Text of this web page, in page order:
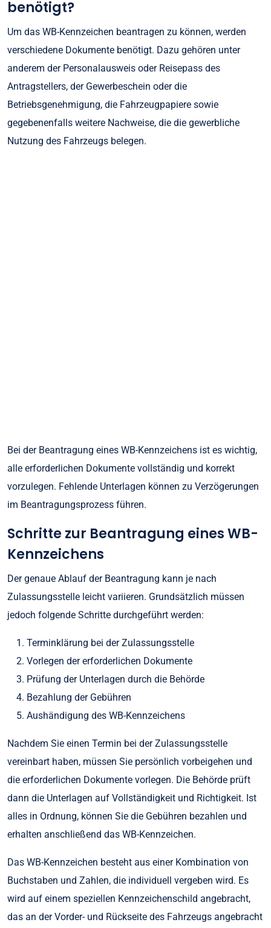
benötigt?
Um das WB-Kennzeichen beantragen zu können, werden
verschiedene Dokumente benötigt. Dazu gehören unter
anderem der Personalausweis oder Reisepass des
Antragstellers, der Gewerbeschein oder die
Betriebsgenehmigung, die Fahrzeugpapiere sowie
gegebenenfalls weitere Nachweise, die die gewerbliche
Nutzung des Fahrzeugs belegen.
Bei der Beantragung eines WB-Kennzeichens ist es wichtig,
alle erforderlichen Dokumente vollständig und korrekt
vorzulegen. Fehlende Unterlagen können zu Verzögerungen
im Beantragungsprozess führen.
Schritte zur Beantragung eines WB-
Kennzeichens
Der genaue Ablauf der Beantragung kann je nach
Zulassungsstelle leicht variieren. Grundsätzlich müssen
jedoch folgende Schritte durchgeführt werden:
Terminklärung bei der Zulassungsstelle
Vorlegen der erforderlichen Dokumente
Prüfung der Unterlagen durch die Behörde
Bezahlung der Gebühren
Aushändigung des WB-Kennzeichens
Nachdem Sie einen Termin bei der Zulassungsstelle
vereinbart haben, müssen Sie persönlich vorbeigehen und
die erforderlichen Dokumente vorlegen. Die Behörde prüft
dann die Unterlagen auf Vollständigkeit und Richtigkeit. Ist
alles in Ordnung, können Sie die Gebühren bezahlen und
erhalten anschließend das WB-Kennzeichen.
Das WB-Kennzeichen besteht aus einer Kombination von
Buchstaben und Zahlen, die individuell vergeben wird. Es
wird auf einem speziellen Kennzeichenschild angebracht,
das an der Vorder- und Rückseite des Fahrzeugs angebracht